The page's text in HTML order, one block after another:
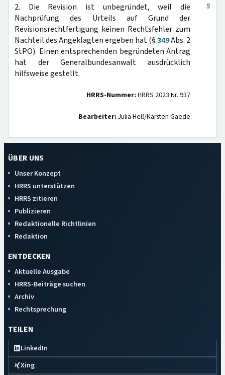
5
2. Die Revision ist unbegründet, weil die
Nachprüfung des Urteils auf Grund der
Revisionsrechtfertigung keinen Rechtsfehler zum
Nachteil des Angeklagten ergeben hat (§349Abs. 2
StPO). Einen entsprechenden begründeten Antrag
hat der Generalbundesanwalt ausdrücklich
hilfsweise gestellt.
HRRS-Nummer: HRRS 2023 Nr. 937
Bearbeiter: Julia Heß/Karsten Gaede
ÜBER UNS
Unser Konzept
HRRS unterstützen
HRRS zitieren
Publizieren
Redaktionelle Richtlinien
Redaktion
ENTDECKEN
Aktuelle Ausgabe
HRRS-Beiträge suchen
Archiv
Rechtsprechung
TEILEN
LinkedIn
Xing